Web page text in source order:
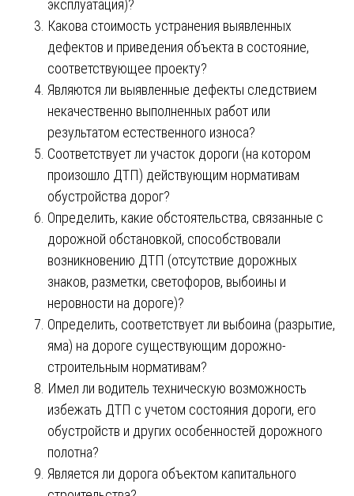
эксплуатация)?
Какова стоимость устранения выявленных
дефектов и приведения объекта в состояние,
соответствующее проекту?
Являются ли выявленные дефекты следствием
некачественно выполненных работ или
результатом естественного износа?
Соответствует ли участок дороги (на котором
произошло ДТП) действующим нормативам
обустройства дорог?
Определить, какие обстоятельства, связанные с
дорожной обстановкой, способствовали
возникновению ДТП (отсутствие дорожных
знаков, разметки, светофоров, выбоины и
неровности на дороге)?
Определить, соответствует ли выбоина (разрытие,
яма) на дороге существующим дорожно-
строительным нормативам?
Имел ли водитель техническую возможность
избежать ДТП с учетом состояния дороги, его
обустройств и других особенностей дорожного
полотна?
Является ли дорога объектом капитального